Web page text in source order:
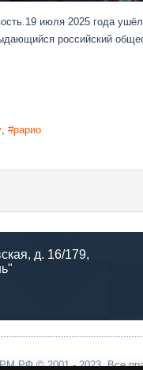
июля 2025 года
российский
рарио
д. 16/179,
© 2001 - 2023. Все